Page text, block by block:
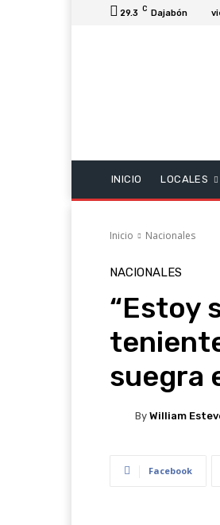
29.3 C Dajabón
INICIO LOCALES
Inicio Nacionales
NACIONALES
“Estoy
suegra
By William
Facebook